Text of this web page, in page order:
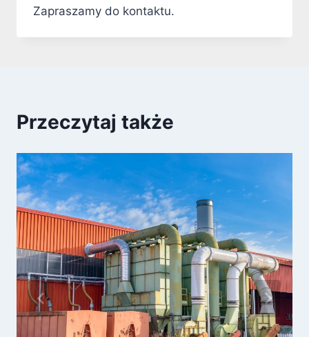
Zapraszamy do kontaktu.
Przeczytaj także